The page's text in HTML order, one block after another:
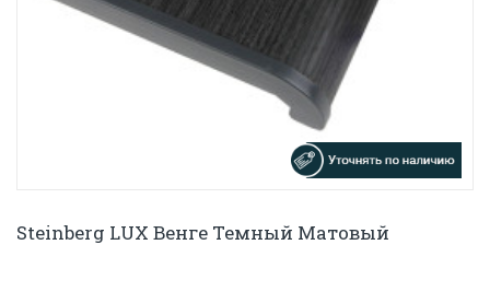
Steinberg LUX Венге Темный Матовый